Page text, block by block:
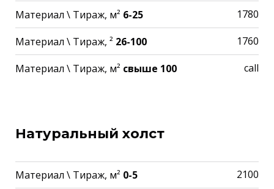
Материал \ Тираж, м² 6-25 1780
Материал \ Тираж, ² 26-100 1760
Материал \ Тираж, м² свыше 100 call
Натуральный холст
Материал \ Тираж, м² 0-5 2100